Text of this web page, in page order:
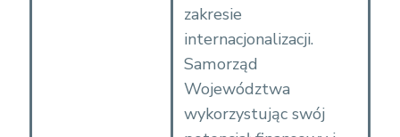
zakresie
internacjonalizacji.
Samorząd
Województwa
wykorzystując swój